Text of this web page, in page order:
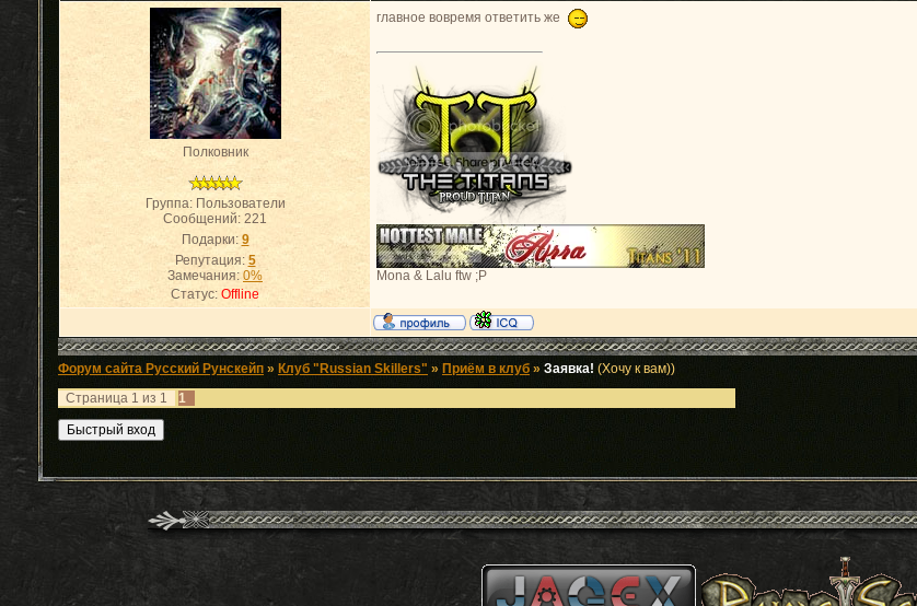
Полковник
Группа: Пользователи
Сообщений: 221
Подарки: 9
Репутация: 5
Замечания: 0%
Статус: Offline
главное вовремя ответить же
Mona & Lalu ftw ;P
Форум сайта Русский Рунскейп » Клуб "Russian Skillers" » Приём в клуб » Заявка! (Хочу к вам))
Страница 1 из 1
1